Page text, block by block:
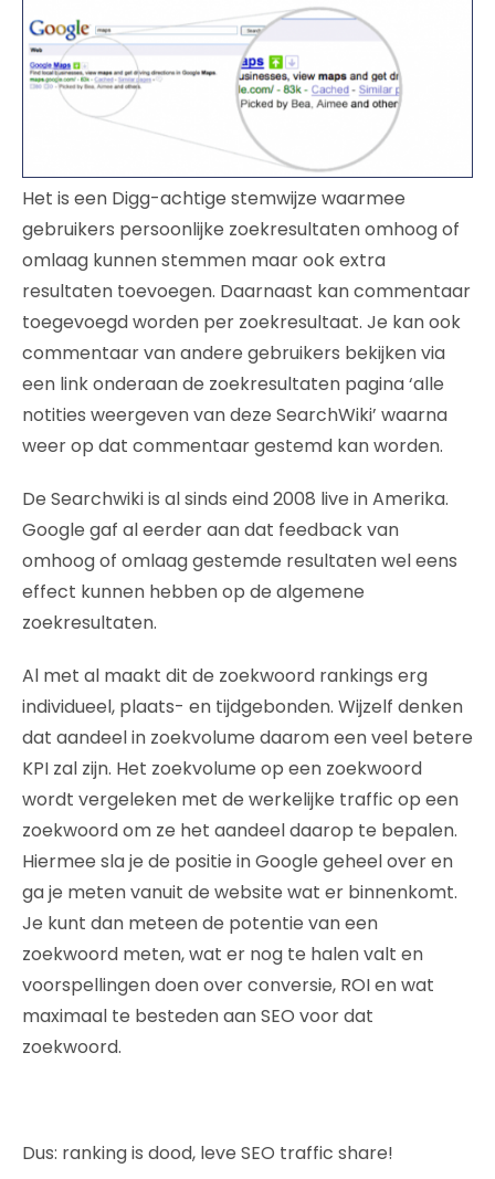
Het is een Digg-achtige stemwijze waarmee
gebruikers persoonlijke zoekresultaten omhoog of
omlaag kunnen stemmen maar ook extra
resultaten toevoegen. Daarnaast kan commentaar
toegevoegd worden per zoekresultaat. Je kan ook
commentaar van andere gebruikers bekijken via
een link onderaan de zoekresultaten pagina ‘alle
notities weergeven van deze SearchWiki’ waarna
weer op dat commentaar gestemd kan worden.
De Searchwiki is al sinds eind 2008 live in Amerika.
Google gaf al eerder aan dat feedback van
omhoog of omlaag gestemde resultaten wel eens
effect kunnen hebben op de algemene
zoekresultaten.
Al met al maakt dit de zoekwoord rankings erg
individueel, plaats- en tijdgebonden. Wijzelf denken
dat aandeel in zoekvolume daarom een veel betere
KPI zal zijn. Het zoekvolume op een zoekwoord
wordt vergeleken met de werkelijke traffic op een
zoekwoord om ze het aandeel daarop te bepalen.
Hiermee sla je de positie in Google geheel over en
ga je meten vanuit de website wat er binnenkomt.
Je kunt dan meteen de potentie van een
zoekwoord meten, wat er nog te halen valt en
voorspellingen doen over conversie, ROI en wat
maximaal te besteden aan SEO voor dat
zoekwoord.
Dus: ranking is dood, leve SEO traffic share!